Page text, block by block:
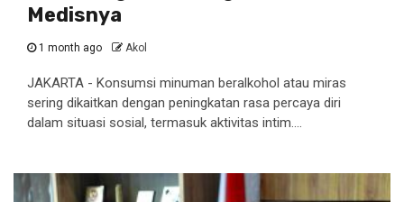
Medisnya
1 month ago Akol
JAKARTA - Konsumsi minuman beralkohol atau miras
sering dikaitkan dengan peningkatan rasa percaya diri
dalam situasi sosial, termasuk aktivitas intim....